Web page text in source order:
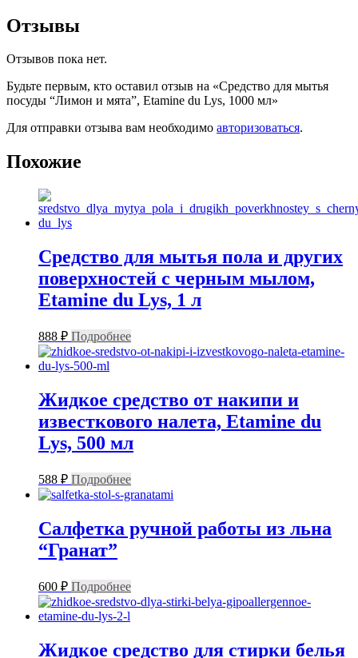
Отзывы
Отзывов пока нет.
Будьте первым, кто оставил отзыв на «Средство для мытья
посуды “Лимон и мята”, Etamine du Lys, 1000 мл»
Для отправки отзыва вам необходимо авторизоваться.
Похожие
Средство для мытья пола и других
поверхностей с черным мылом,
Etamine du Lys, 1 л
888 ₽ Подробнее
Жидкое средство от накипи и
известкового налета, Etamine du
Lys, 500 мл
588 ₽ Подробнее
Салфетка ручной работы из льна
“Гранат”
600 ₽ Подробнее
Жидкое средство для стирки белья